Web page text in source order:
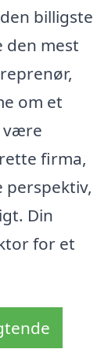
billigste
den mest
om et
være
firma,
Din
for et